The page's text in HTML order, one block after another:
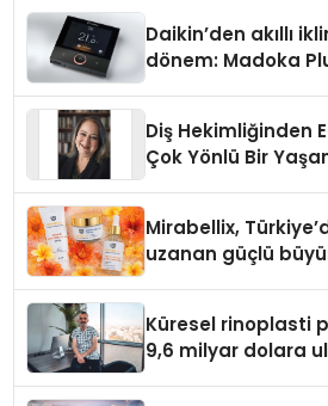
Daikin’den akıllı
dönem: Madoka
Diş Hekimliğinden
Çok Yönlü Bir
Mirabellix,
uzanan güçlü
Küresel rinoplasti
9,6 milyar dolara